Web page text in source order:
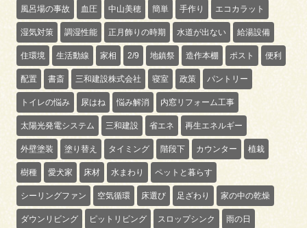
風呂場の事故 血圧 中山美穂 簡単 手作り エコカラット
湿気対策 調湿性能 正月飾りの時期 水道が出ない 給湯設備
住環境 生活動線 家相 2/9 地鎮祭 造作本棚 ポスト 便利
配置 書斎 三和建設株式会社 寝室 政策 パントリー
トイレの悩み 尿はね 悩み解消 内窓リフォーム工事
太陽光発電システム 三和建設 省エネ 再生エネルギー
外壁塗装 塗り替え タイミング 階段下 カウンター 植栽
樹種 愛犬家 床材 水まわり ペットと暮らす
シーリングファン 空気循環 床選び 足ざわり 家の中の乾燥
ダウンリビング ピットリビング スロップシンク 雨の日